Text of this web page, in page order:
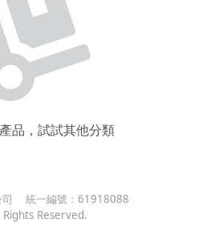
品，試試其他分類
統一編號： 61918088
Rights Reserved.